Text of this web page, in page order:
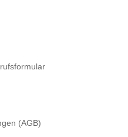
(AGB)